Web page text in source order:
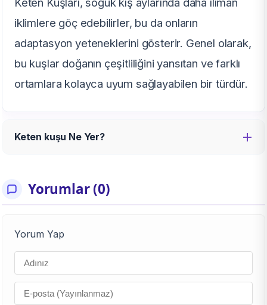
iklimlere göç edebilirler, bu da onların
adaptasyon yeteneklerini gösterir. Genel olarak,
bu kuşlar doğanın çeşitliliğini yansıtan ve farklı
ortamlara kolayca uyum sağlayabilen bir türdür.
Keten kuşu Ne Yer?
Yorumlar (0)
Yorum Yap